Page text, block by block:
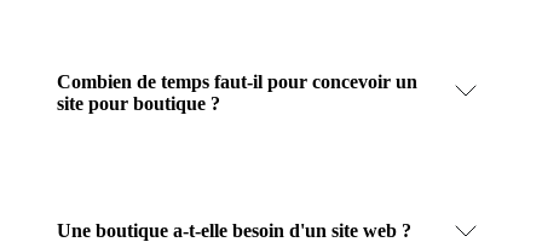
Combien de temps faut-il pour concevoir un
site pour boutique ?
Une boutique a-t-elle besoin d'un site web ?